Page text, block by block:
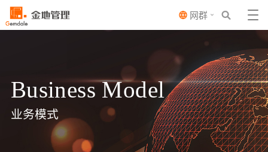
网群
Business Model
业务模式